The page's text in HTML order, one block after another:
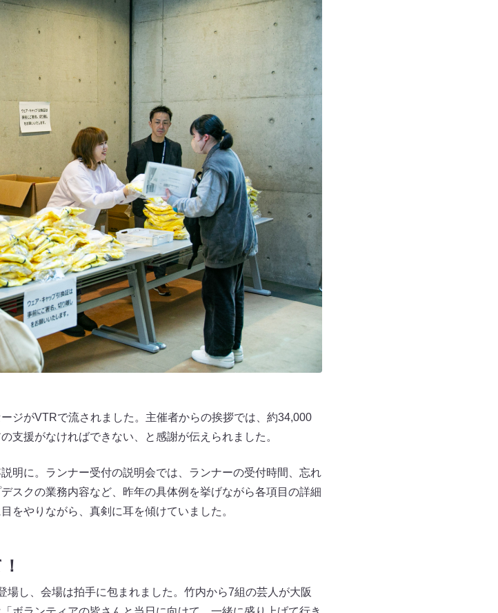
ジがVTRで流されました。主催者からの挨拶では、約34,000
支援がなければできない、と感謝が伝えられました。
明に。ランナー受付の説明会では、ランナーの受付時間、忘れ
スクの業務内容など、昨年の具体例を挙げながら各項目の詳細
をやりながら、真剣に耳を傾けていました。
し、会場は拍手に包まれました。竹内から7組の芸人が大阪